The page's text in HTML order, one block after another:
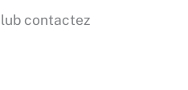
contactez